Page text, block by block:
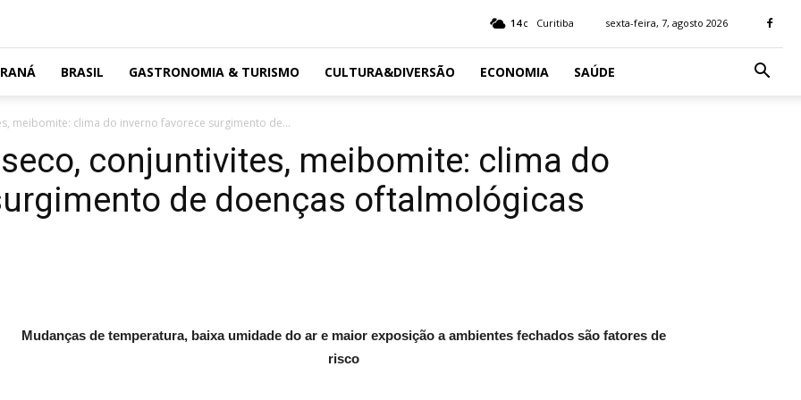
14 C Curitiba sexta-feira, 7, agosto 2026
BRASIL GASTRONOMIA & TURISMO CULTURA&DIVERSÃO ECONOMIA SAÚDE
meibomite: clima do inverno favorece surgimento de...
conjuntivites, meibomite: clima do
de doenças oftalmológicas
Mudanças de temperatura, baixa umidade do ar e maior exposição a ambientes fechados são fatores de
risco